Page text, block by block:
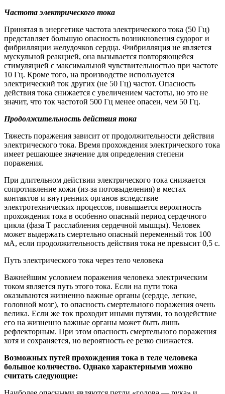
Частота электрического тока
Принятая в энергетике частота электрического тока (50 Гц)
представляет большую опасность возникновения судорог и
фибрилляции желудочков сердца. Фибрилляция не является
мускульной реакцией, она вызывается повторяющейся
стимуляцией с максимальной чувствительностью при частоте
10 Гц. Кроме того, на производстве используется
электрический ток других (не 50 Гц) частот. Опасность
действия тока снижается с увеличением частоты, но это не
значит, что ток частотой 500 Гц менее опасен, чем 50 Гц.
Продолжительность действия тока
Тяжесть поражения зависит от продолжительности действия
электрического тока. Время прохождения электрического тока
имеет решающее значение для определения степени
поражения.
При длительном действии электрического тока снижается
сопротивление кожи (из-за потовыделения) в местах
контактов и внутренних органов вследствие
электротехнических процессов, повышается вероятность
прохождения тока в особенно опасный период сердечного
цикла (фаза Т расслабления сердечной мышцы). Человек
может выдержать смертельно опасный переменный ток 100
мА, если продолжительность действия тока не превысит 0,5 с.
Путь электрического тока через тело человека
Важнейшим условием поражения человека электрическим
током является путь этого тока. Если на пути тока
оказываются жизненно важные органы (сердце, легкие,
головной мозг), то опасность смертельного поражения очень
велика. Если же ток проходит иными путями, то воздействие
его на жизненно важные органы может быть лишь
рефлекторным. При этом опасность смертельного поражения
хотя и сохраняется, но вероятность ее резко снижается.
Возможных путей прохождения тока в теле человека
большое количество. Однако характерными можно
считать следующие: